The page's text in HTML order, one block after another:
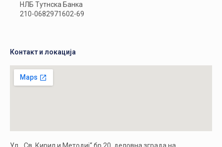
НЛБ Тутнска Банка
210-0682971602-69
Контакт и локација